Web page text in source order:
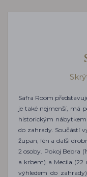
Safra Room
je také nejmenší, má
historickým
do zahrady. Součástí
župan, fén a další
2 osoby. Pokoj Bebra
a krbem) a Mecila (22
výhledem do